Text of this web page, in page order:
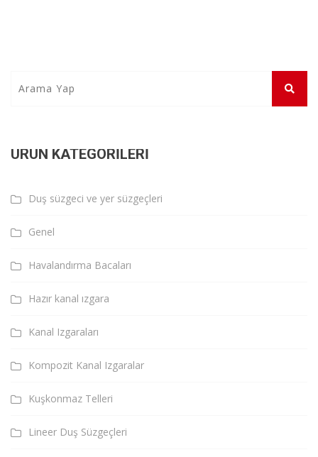
ÜRÜN KATEGORILERI
Duş süzgeci ve yer süzgeçleri
Genel
Havalandırma Bacaları
Hazır kanal ızgara
Kanal Izgaraları
Kompozit Kanal Izgaralar
Kuşkonmaz Telleri
Lineer Duş Süzgeçleri